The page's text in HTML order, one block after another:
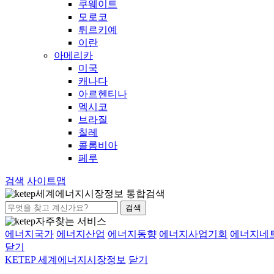
쿠웨이트
모로코
튀르키예
이란
아메리카
미국
캐나다
아르헨티나
멕시코
브라질
칠레
콜롬비아
페루
검색 사이트맵
세계에너지시장정보 통합검색
검색
자주찾는 서비스
에너지국가 에너지산업 에너지동향 에너지사업기회 에너지네
닫기
KETEP 세계에너지시장정보 닫기